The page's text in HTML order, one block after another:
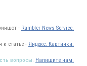
- Rambler News Service.
к статье - Яндекс. Картинки.
вопросы. Напишите нам.